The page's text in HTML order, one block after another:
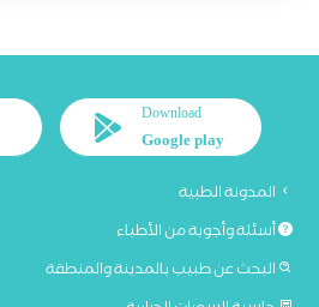
Download
Google play
المدونة الطبية
أسئلة وأجوبة من الأطباء
البحث عن طبيب بالمدينة والمنطقة